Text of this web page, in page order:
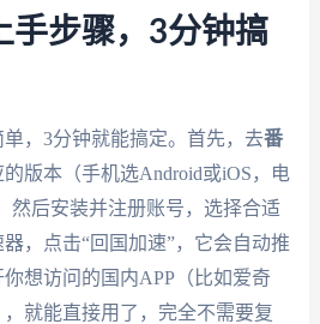
手步骤，3分钟搞
单，3分钟就能搞定。首先，去番
版本（手机选Android或iOS，电
然后安装并注册账号，选择合适
，点击“回国加速”，它会自动推
想访问的国内APP（比如爱奇
就能直接用了，完全不需要复